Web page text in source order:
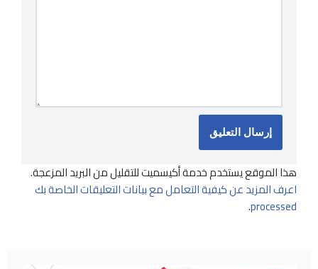
هذا الموقع يستخدم خدمة أكيسميت للتقليل من البريد المزعجة.
اعرف المزيد عن كيفية التعامل مع بيانات التعليقات الخاصة بك
processed
.